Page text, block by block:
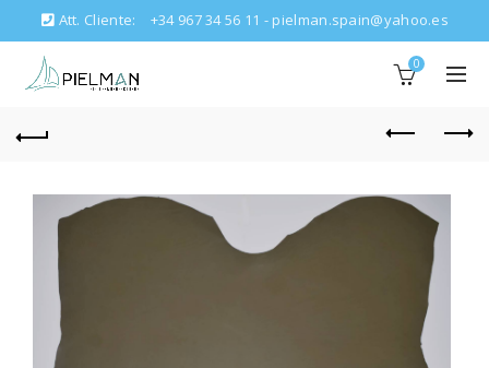
Att. Cliente: +34 967 34 56 11 - pielman.spain@yahoo.es
0